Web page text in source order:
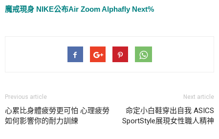
魔戒現身 NIKE公布Air Zoom Alphafly Next%
Previous article
心累比身體疲勞更可怕 心理疲勞
如何影響你的耐力訓練
Next article
命定小白鞋穿出自我 ASICS
SportStyle展現女性職人精神